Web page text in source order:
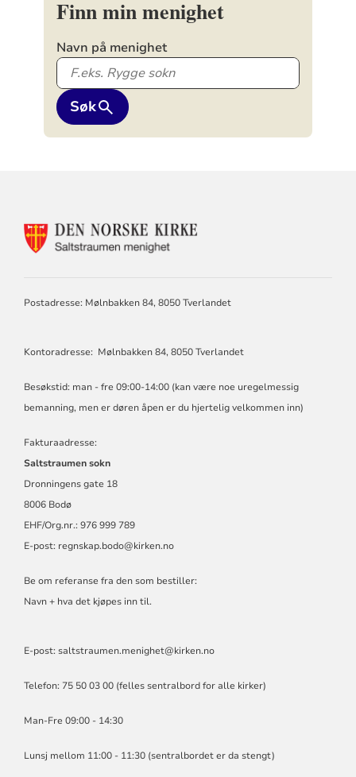
Finn min menighet
Navn på menighet
Søk
Postadresse: Mølnbakken 84, 8050 Tverlandet
Kontoradresse: Mølnbakken 84, 8050 Tverlandet
Besøkstid: man - fre 09:00-14:00 (kan være noe uregelmessig
bemanning, men er døren åpen er du hjertelig velkommen inn)
Fakturaadresse:
Saltstraumen sokn
Dronningens gate 18
8006 Bodø
EHF/Org.nr.: 976 999 789
E-post: regnskap.bodo@kirken.no
Be om referanse fra den som bestiller:
Navn + hva det kjøpes inn til.
E-post: saltstraumen.menighet@kirken.no
Telefon: 75 50 03 00 (felles sentralbord for alle kirker)
Man-Fre 09:00 - 14:30
Lunsj mellom 11:00 - 11:30 (sentralbordet er da stengt)